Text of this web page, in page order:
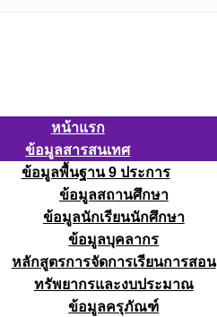
หน้าแรก
ข้อมูลสารสนเทศ
ข้อมูลพื้นฐาน 9 ประการ
ข้อมูลสถานศึกษา
ข้อมูลนักเรียนนักศึกษา
ข้อมูลบุคลากร
หลักสูตรการจัดการเรียนการสอน
ทรัพยากรและงบประมาณ
ข้อมูลครุภัณฑ์